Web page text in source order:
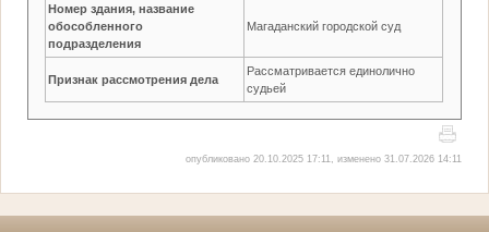
Номер здания, название
обособленного
подразделения
Магаданский городской суд
Признак рассмотрения дела
Рассматривается единолично
судьей
опубликовано 20.10.2025 17:11, изменено 31.07.2026 14:11